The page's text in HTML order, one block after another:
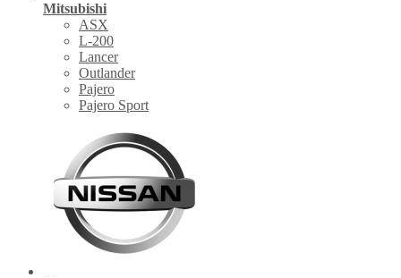
Mitsubishi
ASX
L-200
Lancer
Outlander
Pajero
Pajero Sport